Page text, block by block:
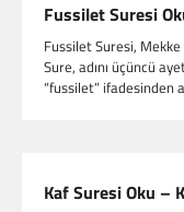
Fussilet Suresi
Fussilet Suresi,
Sure, adını üçüncü
“fussilet” ifadesinden
Kaf Suresi Oku –